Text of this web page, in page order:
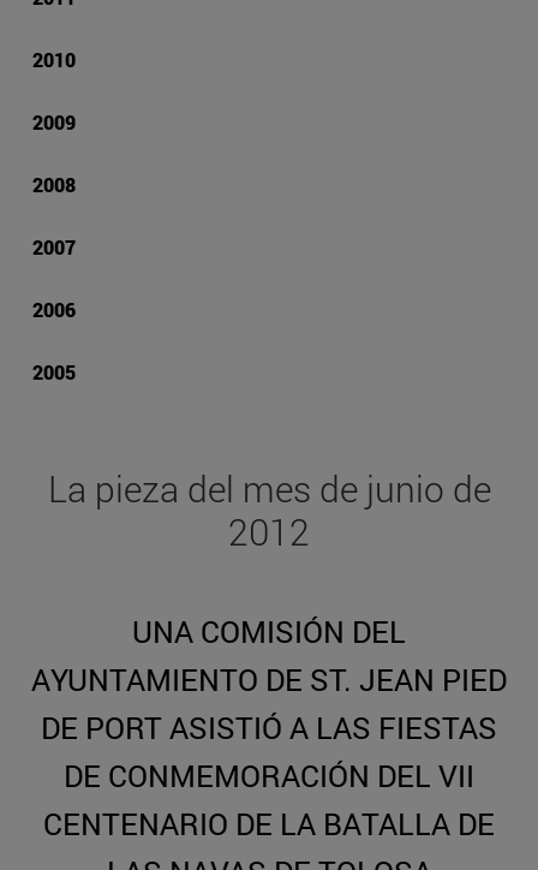
2010
2009
2008
2007
2006
2005
La pieza del mes de junio de
2012
UNA COMISIÓN DEL
AYUNTAMIENTO DE ST. JEAN PIED
DE PORT ASISTIÓ A LAS FIESTAS
DE CONMEMORACIÓN DEL VII
CENTENARIO DE LA BATALLA DE